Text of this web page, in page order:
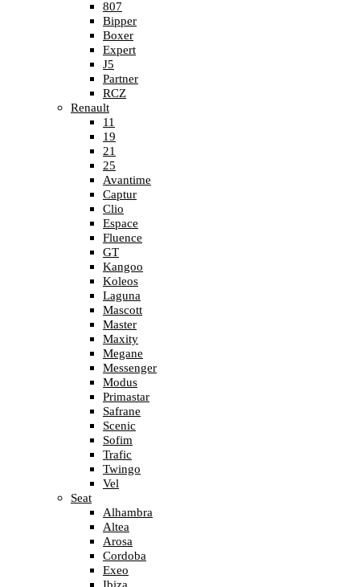
807
Bipper
Boxer
Expert
J5
Partner
RCZ
Renault
11
19
21
25
Avantime
Captur
Clio
Espace
Fluence
GT
Kangoo
Koleos
Laguna
Mascott
Master
Maxity
Megane
Messenger
Modus
Primastar
Safrane
Scenic
Sofim
Trafic
Twingo
Vel
Seat
Alhambra
Altea
Arosa
Cordoba
Exeo